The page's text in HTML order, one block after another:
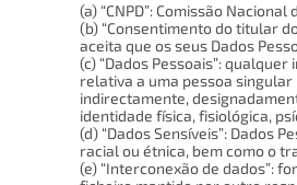
(a) “CNPD”: Comissão
(b) “Consentimento do titular
aceita que os seus Dados
(c) “Dados Pessoais”:
relativa a uma pessoa
indirectamente,
identidade física, fisiológica,
(d) “Dados Sensíveis”: Dados
racial ou étnica, bem como o
(e) “Interconexão de dados”: